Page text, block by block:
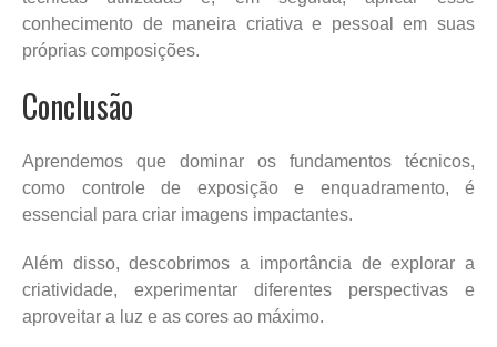
conhecimento de maneira criativa e pessoal em suas
próprias composições.
Conclusão
Aprendemos que dominar os fundamentos técnicos,
como controle de exposição e enquadramento, é
essencial para criar imagens impactantes.
Além disso, descobrimos a importância de explorar a
criatividade, experimentar diferentes perspectivas e
aproveitar a luz e as cores ao máximo.